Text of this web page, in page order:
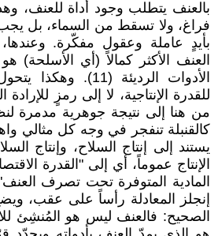
بالعنف يتطلب وجود أداة للعنف،
فراغ، ولا تسقط من السماء، بل
بأيدٍ عاملة وعقول مفكّرة.
العنف الأكثر كمالاً (أي الأسلحة)
الأدوات الرديئة
للقدرة الإنتاجية، لا إلى رمزٍ
من هنا إلى نتيجة جوهرية مدمرة
كالقنبلة تنفجر في وجه كل مثالي
يستند إلى إنتاج السلاح، وإنتاج
الإنتاج عموماً، أي إلى "القدرة
إنجلز المعادلة رأساً على عقب،
الصحيح: فالعنف ليس هو المُنشِئ